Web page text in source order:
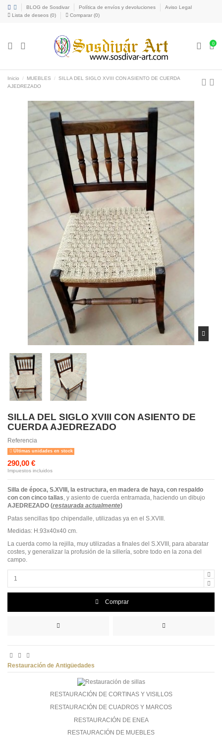
BLOG de Sosdivar Política de envíos y devoluciones
Aviso Legal
Lista de deseos (0) Comparar (0)
0
Inicio MUEBLES
SILLA DEL SIGLO XVIII CON ASIENTO DE CUERDA
AJEDREZADO
SILLA DEL SIGLO XVIII CON ASIENTO DE
CUERDA AJEDREZADO
Referencia
Últimas unidades en stock
290,00 €
Impuestos incluidos
Silla de época, S.XVIII, la estructura, en madera de haya, con respaldo
con con cinco tallas, y asiento de cuerda entramada, haciendo un dibujo
AJEDREZADO (restaurada actualmente)
Patas sencillas tipo chipendalle, utilizadas ya en el S.XVIII.
Medidas: H.93x40x40 cm.
La cuerda como la rejilla, muy utilizadas a finales del S.XVIII, para abaratar
costes, y generalizar la profusión de la sillería, sobre todo en la zona del
campo.
Comprar
Restauración de Antigüedades
RESTAURACIÓN DE CORTINAS Y VISILLOS
RESTAURACIÓN DE CUADROS Y MARCOS
RESTAURACIÓN DE ENEA
RESTAURACIÓN DE MUEBLES